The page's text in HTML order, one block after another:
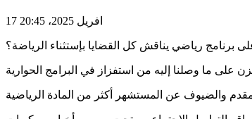
17 افريل 2025، 20:45
برنامج رياضي يناقش كل القضايا بإستثناء الرياضة؟